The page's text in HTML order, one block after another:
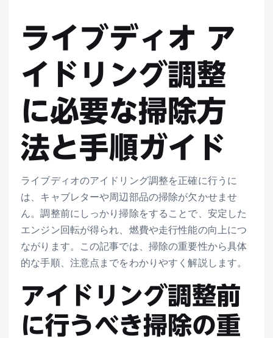
ライブディオ ア
イドリング調整
に必要な掃除方
法と手順ガイド
ライブディオのアイドリング調整を正確に行うに
は、キャブレターや周辺部品の掃除が欠かせませ
ん。調整前にしっかり掃除をすることで、安定した
エンジン回転が得られ、燃費や走行性能の向上につ
ながります。この記事では、掃除の重要性から具体
的な手順、注意点までをわかりやすく解説します。
アイドリング調整前
に行うべき掃除の重